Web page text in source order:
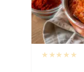
★★★★★